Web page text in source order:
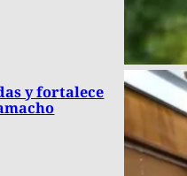
y fortalece